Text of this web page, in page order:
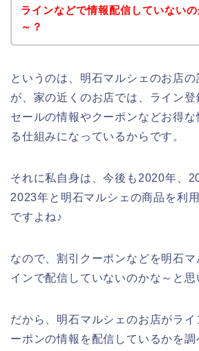
ラインなどで情報配信していない
～？
というのは、明石マルシェのお店
が、家の近くのお店では、ライン登
セールの情報やクーポンなどお得な
る仕組みになっているからです。
それに私自身は、今後も2020年、
2023年と明石マルシェの商品を利
ですよね♪
なので、割引クーポンなどを明石マ
インで配信していないのかな～と思
だから、明石マルシェのお店がライ
ーポンの情報を配信しているかを調